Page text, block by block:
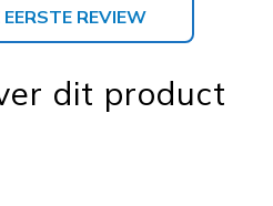
EERSTE REVIEW
dit product